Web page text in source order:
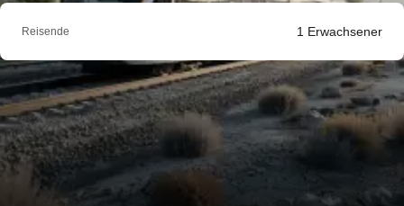
Reisende 1 Erwachsener